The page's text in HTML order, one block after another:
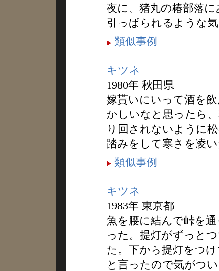
夜に、猪丸の椿部落
引っぱられるような
類似事例
キツネ
1980年 秋田県
嫁貰いにいって酒を
かしいなと思ったら
り回されないように
踏みをして寒さを凌
類似事例
キツネ
1983年 東京都
魚を腰に結んで峠を
った。提灯がずっと
た。下から提灯をつ
と言ったので気がつ